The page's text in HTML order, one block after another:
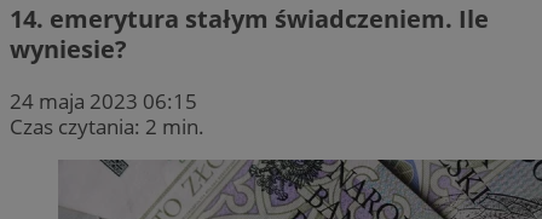
14. emerytura stałym świadczeniem. Ile
wyniesie?
24 maja 2023 06:15
Czas czytania: 2 min.